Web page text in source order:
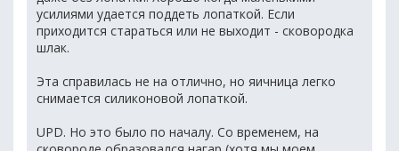
усилиями удается поддеть лопаткой. Если
приходится стараться или не выходит - сковородка
шлак.
Эта справилась не на отлично, но яичница легко
снимается силиконовой лопаткой.
UPD. Но это было по началу. Со временем, на